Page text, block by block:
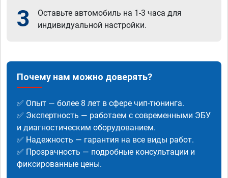
3
Оставьте автомобиль на 1-3 часа для
индивидуальной настройки.
Почему нам можно доверять?
✅ Опыт — более 8 лет в сфере чип-тюнинга.
✅ Экспертность — работаем с современными ЭБУ
и диагностическим оборудованием.
✅ Надежность — гарантия на все виды работ.
✅ Прозрачность — подробные консультации и
фиксированные цены.